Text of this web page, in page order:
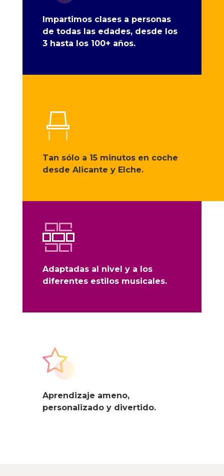
Impartimos clases a personas
de todas las edades, desde los
3 hasta los 100+ años.
Tan sólo a 15 minutos en coche
desde Alicante y Elche.
Adaptadas al nivel y a los
diferentes estilos musicales.
Aprendizaje ameno,
personalizado y divertido.